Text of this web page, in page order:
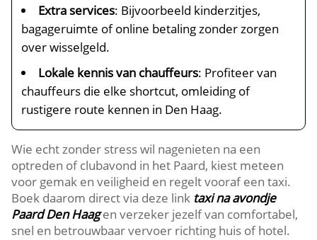
Extra services: Bijvoorbeeld kinderzitjes,
bagageruimte of online betaling zonder zorgen
over wisselgeld.
Lokale kennis van chauffeurs: Profiteer van
chauffeurs die elke shortcut, omleiding of
rustigere route kennen in Den Haag.
Wie echt zonder stress wil nagenieten na een
optreden of clubavond in het Paard, kiest meteen
voor gemak en veiligheid en regelt vooraf een taxi.
Boek daarom direct via deze link taxi na avondje
Paard Den Haagen verzeker jezelf van comfortabel,
snel en betrouwbaar vervoer richting huis of hotel.